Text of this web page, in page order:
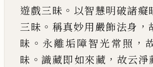
遊戲三昧 。 以智慧明破諸癡
三昧 。 稱真妙用嚴飾法身 ，
昧 。 永離垢障智光常照 ，
昧 。 識藏即如來藏 ， 故云淨